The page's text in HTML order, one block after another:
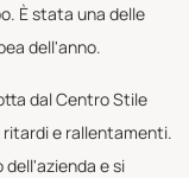
È stata una delle
dell'anno.
dal Centro Stile
e rallentamenti.
dell'azienda e si